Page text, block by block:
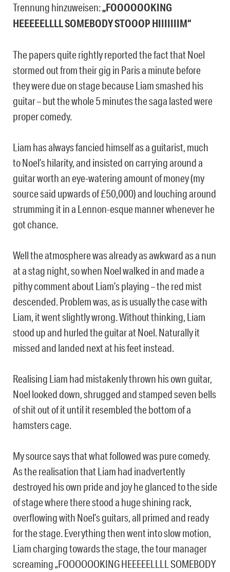
Trennung hinzuweisen:„FOOOOOOKING
HEEEEELLLL SOMEBODY STOOOP HIIIIIIIM“
The papers quite rightly reported the fact that Noel
stormed out from their gig in Paris a minute before
they were due on stage because Liam smashed his
guitar – but the whole 5 minutes the saga lasted were
proper comedy.
Liam has always fancied himself as a guitarist, much
to Noel’s hilarity, and insisted on carrying around a
guitar worth an eye-watering amount of money (my
source said upwards of £50,000) and louching around
strumming it in a Lennon-esque manner whenever he
got chance.
Well the atmosphere was already as awkward as a nun
at a stag night, so when Noel walked in and made a
pithy comment about Liam’s playing – the red mist
descended. Problem was, as is usually the case with
Liam, it went slightly wrong. Without thinking, Liam
stood up and hurled the guitar at Noel. Naturally it
missed and landed next at his feet instead.
Realising Liam had mistakenly thrown his own guitar,
Noel looked down, shrugged and stamped seven bells
of shit out of it until it resembled the bottom of a
hamsters cage.
My source says that what followed was pure comedy.
As the realisation that Liam had inadvertently
destroyed his own pride and joy he glanced to the side
of stage where there stood a huge shining rack,
overflowing with Noel’s guitars, all primed and ready
for the stage. Everything then went into slow motion,
Liam charging towards the stage, the tour manager
screaming „FOOOOOOKING HEEEEELLLL SOMEBODY